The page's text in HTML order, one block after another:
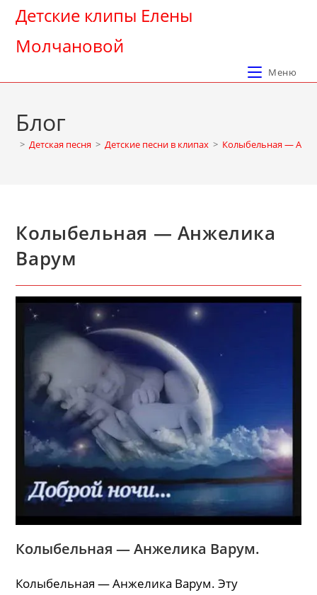
Перейти
содержимому
Детские клипы Елены
Молчановой
Меню
Блог
> Детская песня > Детские песни в клипах > Колыбельная —
Колыбельная — Анжелика
Варум
Колыбельная — Анжелика Варум.
Колыбельная — Анжелика Варум. Эту